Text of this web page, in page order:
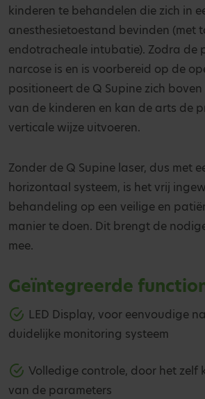
kinderen te behandelen die zich in
anesthesietoestand bevinden (met
endotracheale intubatie). Zodra de
narcose is en is voorbereid op de
positioneert de Q Supine zich
van de kinderen en kan de arts de
verticale wijze uitvoeren.
Zonder de Q Supine laser, dus met
horizontaal systeem, is het vrij
behandeling op een veilige en
manier te doen. Dit brengt de
mee.
Geïntegreerde
LED Display, voor eenvoudige
duidelijke monitoring systeem
Volledige controle, door het zelf
van de parameters